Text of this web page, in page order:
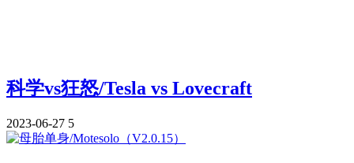
科学vs狂怒/Tesla vs Lovecraft
2023-06-27 5